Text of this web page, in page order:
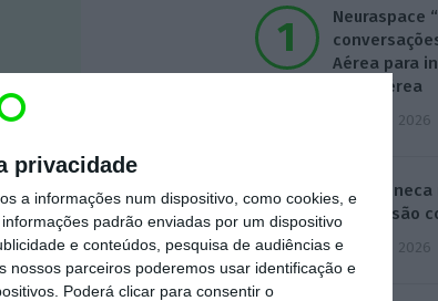
privacidade
a informações num dispositivo, como cookies, e
padrão enviadas por um dispositivo
e conteúdos, pesquisa de audiências e
nossos parceiros poderemos usar identificação e
Poderá clicar para consentir o
Neuraspace
Aérea para
base aérea
5 Agosto 2026
megafusão
3 Agosto 2026